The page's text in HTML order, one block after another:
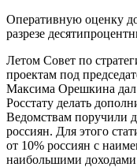
Оперативную оценку
разрезе
Летом Совет по
проектам под
Максима Орешкина
Росстату делать
Ведомствам поручили
россиян. Для этого
от 10% россиян с
наибольшими